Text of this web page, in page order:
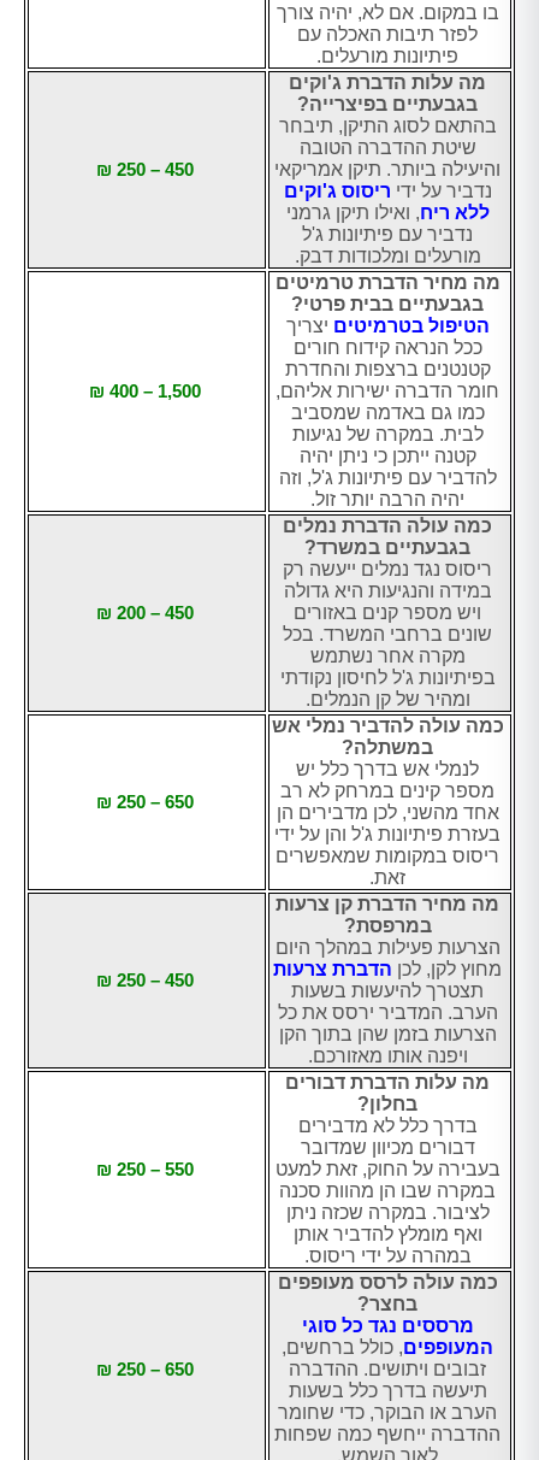
בו במקום. אם לא, יהיה צורך
לפזר תיבות האכלה עם
פיתיונות מורעלים.
מה עלות הדברת ג'וקים
בגבעתיים בפיצרייה?
בהתאם לסוג התיקן, תיבחר
שיטת ההדברה הטובה
והיעילה ביותר. תיקן אמריקאי
נדביר על ידי ריסוס ג'וקים
ללא ריח, ואילו תיקן גרמני
נדביר עם פיתיונות ג'ל
מורעלים ומלכודות דבק.
450 – 250 ₪
מה מחיר הדברת טרמיטים
בגבעתיים בבית פרטי?
הטיפול בטרמיטים יצריך
ככל הנראה קידוח חורים
קטנטנים ברצפות והחדרת
חומר הדברה ישירות אליהם,
כמו גם באדמה שמסביב
לבית. במקרה של נגיעות
קטנה ייתכן כי ניתן יהיה
להדביר עם פיתיונות ג'ל, וזה
יהיה הרבה יותר זול.
1,500 – 400 ₪
כמה עולה הדברת נמלים
בגבעתיים במשרד?
ריסוס נגד נמלים ייעשה רק
במידה והנגיעות היא גדולה
ויש מספר קנים באזורים
שונים ברחבי המשרד. בכל
מקרה אחר נשתמש
בפיתיונות ג'ל לחיסון נקודתי
ומהיר של קן הנמלים.
450 – 200 ₪
כמה עולה להדביר נמלי אש
במשתלה?
לנמלי אש בדרך כלל יש
מספר קינים במרחק לא רב
אחד מהשני, לכן מדבירים הן
בעזרת פיתיונות ג'ל והן על ידי
ריסוס במקומות שמאפשרים
זאת.
650 – 250 ₪
מה מחיר הדברת קן צרעות
במרפסת?
הצרעות פעילות במהלך היום
מחוץ לקן, לכן הדברת צרעות
תצטרך להיעשות בשעות
הערב. המדביר ירסס את כל
הצרעות בזמן שהן בתוך הקן
ויפנה אותו מאזורכם.
450 – 250 ₪
מה עלות הדברת דבורים
בחלון?
בדרך כלל לא מדבירים
דבורים מכיוון שמדובר
בעבירה על החוק, זאת למעט
במקרה שבו הן מהוות סכנה
לציבור. במקרה שכזה ניתן
ואף מומלץ להדביר אותן
במהרה על ידי ריסוס.
550 – 250 ₪
כמה עולה לרסס מעופפים
בחצר?
מרססים נגד כל סוגי
המעופפים, כולל ברחשים,
זבובים ויתושים. ההדברה
תיעשה בדרך כלל בשעות
הערב או הבוקר, כדי שחומר
ההדברה ייחשף כמה שפחות
650 – 250 ₪